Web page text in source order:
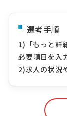
選考手順
1)「もっと詳
必要項目を入
2)求人の状況